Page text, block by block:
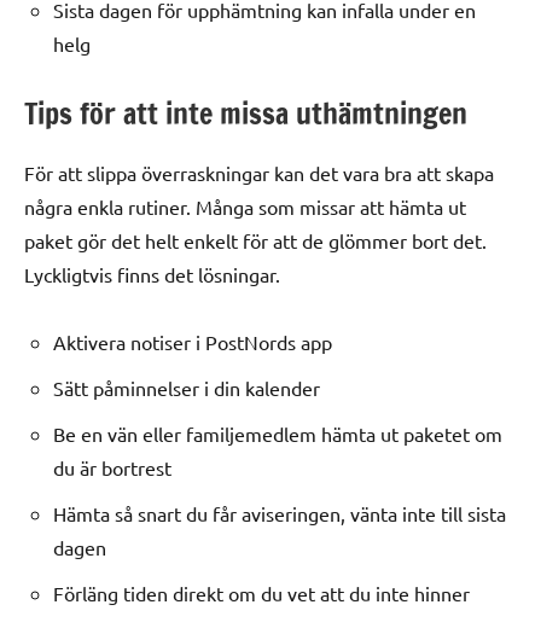
Sista dagen för upphämtning kan infalla under en
helg
Tips för att inte missa uthämtningen
För att slippa överraskningar kan det vara bra att skapa
några enkla rutiner. Många som missar att hämta ut
paket gör det helt enkelt för att de glömmer bort det.
Lyckligtvis finns det lösningar.
Aktivera notiser i PostNords app
Sätt påminnelser i din kalender
Be en vän eller familjemedlem hämta ut paketet om
du är bortrest
Hämta så snart du får aviseringen, vänta inte till sista
dagen
Förläng tiden direkt om du vet att du inte hinner